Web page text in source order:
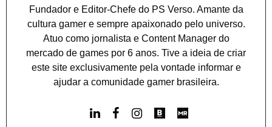
Fundador e Editor-Chefe do PS Verso. Amante da
cultura gamer e sempre apaixonado pelo universo.
Atuo como jornalista e Content Manager do
mercado de games por 6 anos. Tive a ideia de criar
este site exclusivamente pela vontade informar e
ajudar a comunidade gamer brasileira.